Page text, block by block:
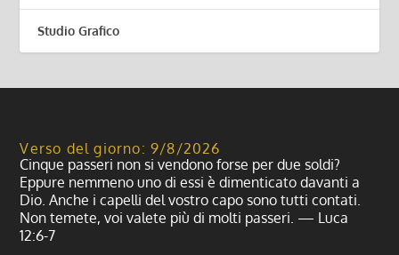
Studio Grafico
Verso del giorno: 9/8/2026
Cinque passeri non si vendono forse per due soldi?
Eppure nemmeno uno di essi è dimenticato davanti a
Dio. Anche i capelli del vostro capo sono tutti contati.
Non temete, voi valete più di molti passeri. — Luca
12:6-7